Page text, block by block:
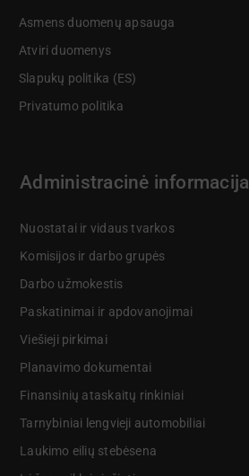
Asmens duomenų apsauga
Atviri duomenys
Slapukų politika (ES)
Privatumo politika
Administracinė informacija
Nuostatai ir vidaus tvarkos
Komisijos ir darbo grupės
Darbo užmokestis
Paskatinimai ir apdovanojimai
Viešieji pirkimai
Planavimo dokumentai
Finansinių ataskaitų rinkiniai
Tarnybiniai lengvieji automobiliai
Laukimo eilių stebėsena